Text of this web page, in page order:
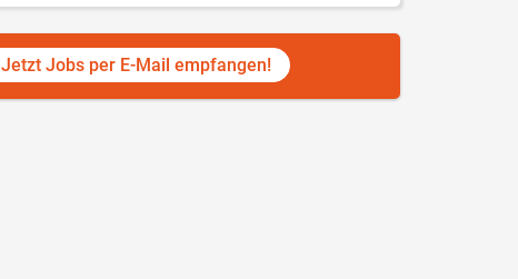
Jetzt Jobs per E-Mail empfangen!